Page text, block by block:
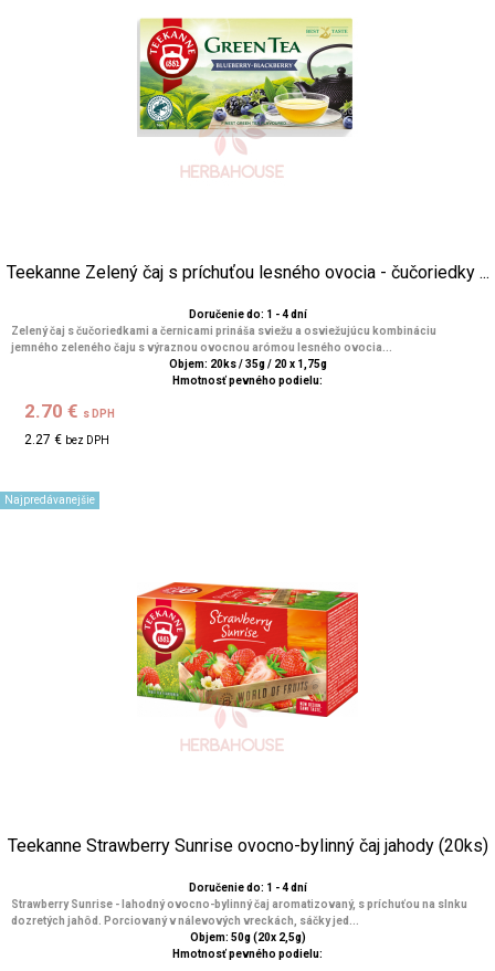
Teekanne Zelený čaj s príchuťou lesného ovocia - čučoriedky ...
Doručenie do: 1 - 4 dní
Zelený čaj s čučoriedkami a černicami prináša sviežu a osviežujúcu kombináciu
jemného zeleného čaju s výraznou ovocnou arómou lesného ovocia...
Objem: 20ks / 35g / 20 x 1,75g
Hmotnosť pevného podielu:
2.70 € s DPH
2.27 € bez DPH
Najpredávanejšie
Teekanne Strawberry Sunrise ovocno-bylinný čaj jahody (20ks)
Doručenie do: 1 - 4 dní
Strawberry Sunrise - lahodný ovocno-bylinný čaj aromatizovaný, s príchuťou na slnku
dozretých jahôd. Porciovaný v nálevových vreckách, sáčky jed...
Objem: 50g (20x 2,5g)
Hmotnosť pevného podielu: